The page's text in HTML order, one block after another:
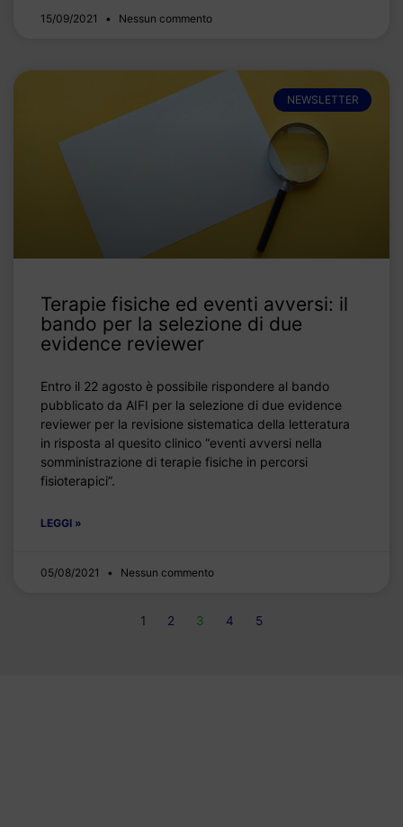
15/09/2021 Nessun commento
NEWSLETTER
Terapie fisiche ed eventi avversi: il
bando per la selezione di due
evidence reviewer
Entro il 22 agosto è possibile rispondere al bando
pubblicato da AIFI per la selezione di due evidence
reviewer per la revisione sistematica della letteratura
in risposta al quesito clinico “eventi avversi nella
somministrazione di terapie fisiche in percorsi
fisioterapici”.
LEGGI »
05/08/2021 Nessun commento
1 2 3 4 5